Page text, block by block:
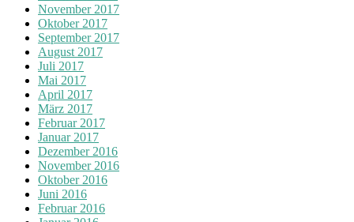
November 2017
Oktober 2017
September 2017
August 2017
Juli 2017
Mai 2017
April 2017
März 2017
Februar 2017
Januar 2017
Dezember 2016
November 2016
Oktober 2016
Juni 2016
Februar 2016